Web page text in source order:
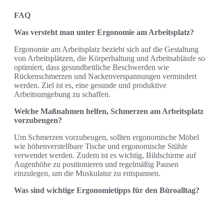
FAQ
Was versteht man unter Ergonomie am Arbeitsplatz?
Ergonomie am Arbeitsplatz bezieht sich auf die Gestaltung
von Arbeitsplätzen, die Körperhaltung und Arbeitsabläufe so
optimiert, dass gesundheitliche Beschwerden wie
Rückenschmerzen und Nackenverspannungen vermindert
werden. Ziel ist es, eine gesunde und produktive
Arbeitsumgebung zu schaffen.
Welche Maßnahmen helfen, Schmerzen am Arbeitsplatz
vorzubeugen?
Um Schmerzen vorzubeugen, sollten ergonomische Möbel
wie höhenverstellbare Tische und ergonomische Stühle
verwendet werden. Zudem ist es wichtig, Bildschirme auf
Augenhöhe zu positionieren und regelmäßig Pausen
einzulegen, um die Muskulatur zu entspannen.
Was sind wichtige Ergonomietipps für den Büroalltag?